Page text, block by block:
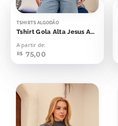
TSHIRTS ALGODÃO
Tshirt Gola Alta Jesus Aplicação
A partir de:
R$ 75,00